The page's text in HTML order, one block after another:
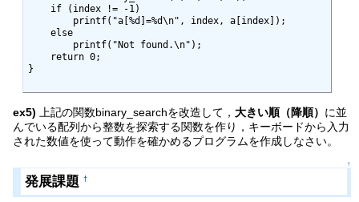
}
ex5) 上記の関数binary_searchを改造して，大きい順（降順） に並
んでいる配列から整数を探索する関数を作り，キーボードから入力
された数値を使って動作を確かめるプログラムを作成しなさい。
↑
発展課題 †